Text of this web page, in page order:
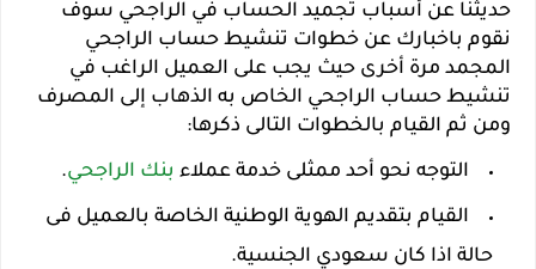
حديثنا عن أسباب تجميد الحساب في الراجحي سوف
نقوم باخبارك عن خطوات تنشيط حساب الراجحي
المجمد مرة أخرى حيث يجب على العميل الراغب في
تنشيط حساب الراجحي الخاص به الذهاب إلى المصرف
ومن ثم القيام بالخطوات التالى ذكرها:
التوجه نحو أحد ممثلى خدمة عملاء بنك الراجحي.
القيام بتقديم الهوية الوطنية الخاصة بالعميل فى
حالة اذا كان سعودي الجنسية.